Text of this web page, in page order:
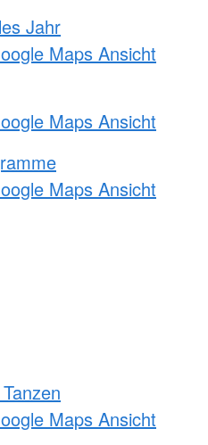
Jahr
Maps Ansicht
Maps Ansicht
Maps Ansicht
Maps Ansicht